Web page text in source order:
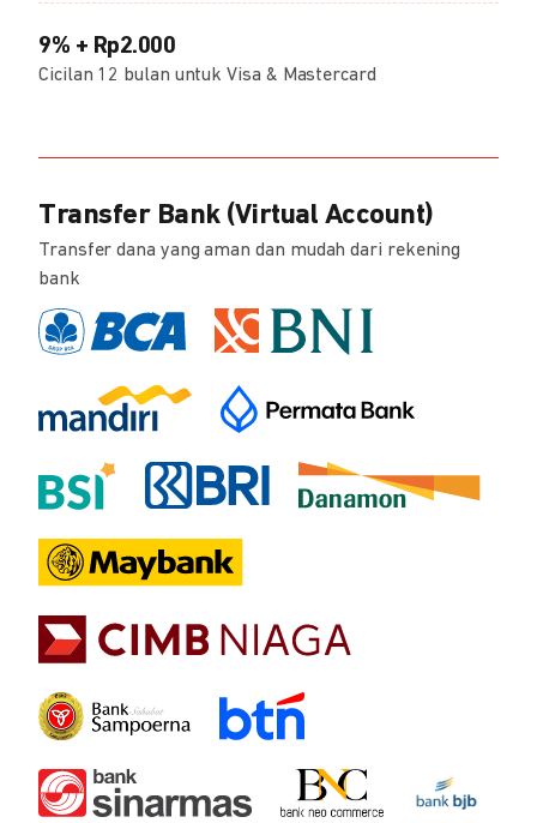
9% + Rp2.000
Cicilan 12 bulan untuk Visa & Mastercard
Transfer Bank (Virtual Account)
Transfer dana yang aman dan mudah dari rekening
bank